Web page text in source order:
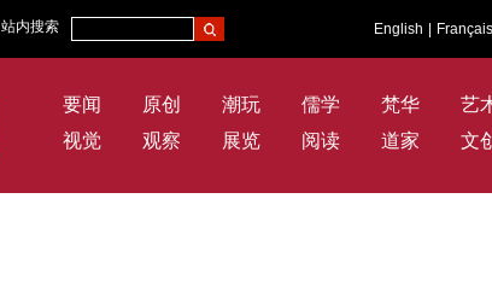
站内搜索 English Français
要闻 原创 潮玩 儒学 梵华 艺
视觉
观察 展览 阅读 道家 文